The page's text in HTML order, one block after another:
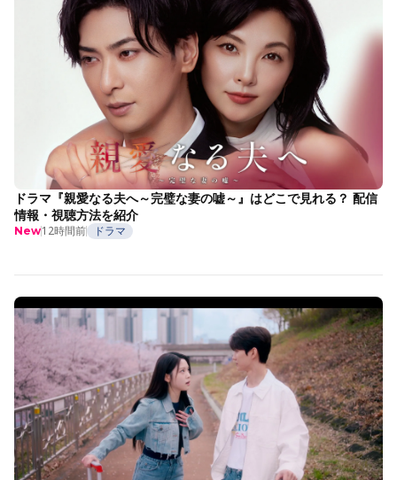
ドラマ『親愛なる夫へ～完璧な妻の嘘～』はどこで見れる？ 配信
情報・視聴方法を紹介
New12時間前 ドラマ